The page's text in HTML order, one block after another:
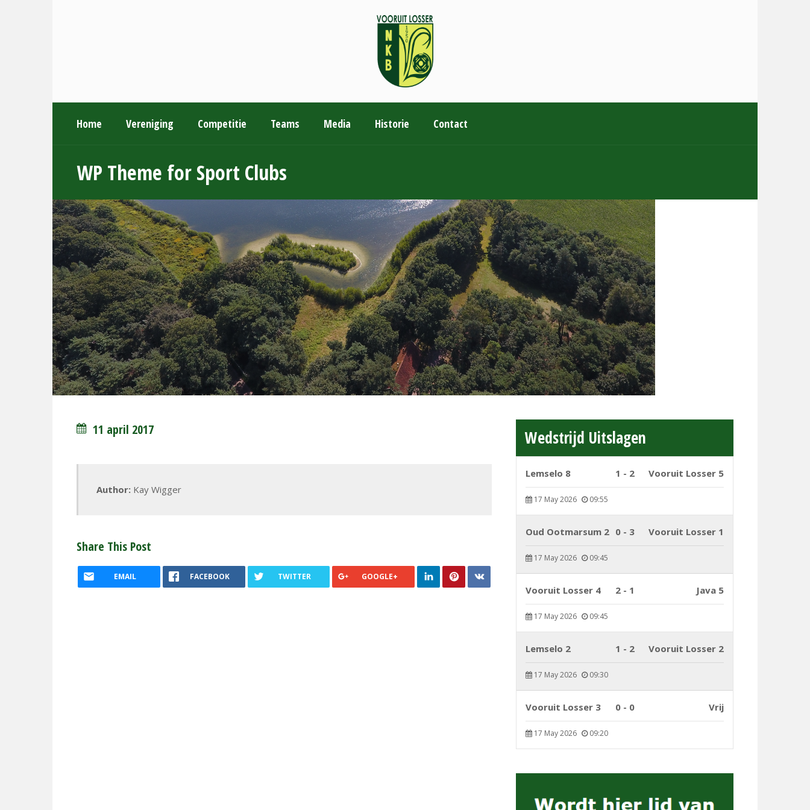
Home Vereniging Competitie Teams Media Historie Contact
WP Theme for Sport Clubs
11 april 2017
Author: Kay Wigger
Share This Post
EMAIL FACEBOOK TWITTER GOOGLE+
Wedstrijd Uitslagen
Lemselo 8 1 - 2 Vooruit Losser 5
17 May 2026 09:55
Oud Ootmarsum 2 0 - 3 Vooruit Losser 1
17 May 2026 09:45
Vooruit Losser 4 2 - 1 Java 5
17 May 2026 09:45
Lemselo 2 1 - 2 Vooruit Losser 2
17 May 2026 09:30
Vooruit Losser 3 0 - 0 Vrij
17 May 2026 09:20